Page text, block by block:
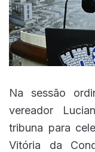
Na sessão
vereador
tribuna para
Vitória da